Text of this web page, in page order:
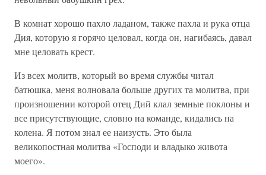
В комнат хорошо пахло ладаном, также пахла и рука отца
Дия, которую я горячо целовал, когда он, нагибаясь, давал
мне целовать крест.
Из всех молитв, который во время службы читал
батюшка, меня волновала больше других та молитва, при
произношении которой отец Дий клал земные поклоны и
все присутствующие, словно на команде, кидались на
колена. Я потом знал ее наизусть. Это была
великопостная молитва «Господи и владыко живота
моего».